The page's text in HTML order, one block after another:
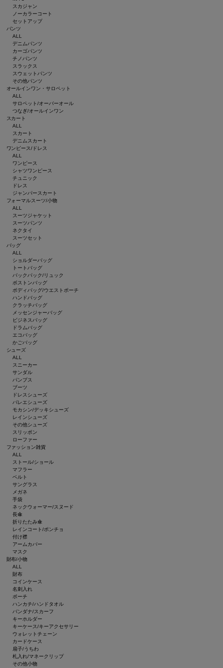
スカジャン
ノーカラーコート
セットアップ
パンツ
ALL
デニムパンツ
カーゴパンツ
チノパンツ
スラックス
スウェットパンツ
その他パンツ
オールインワン・サロペット
ALL
サロペット/オーバーオール
つなぎ/オールインワン
スカート
ALL
スカート
デニムスカート
ワンピース/ドレス
ALL
ワンピース
シャツワンピース
チュニック
ドレス
ジャンパースカート
フォーマルスーツ/小物
ALL
スーツジャケット
スーツパンツ
ネクタイ
スーツセット
バッグ
ALL
ショルダーバッグ
トートバッグ
バックパック/リュック
ボストンバッグ
ボディバッグ/ウエストポーチ
ハンドバッグ
クラッチバッグ
メッセンジャーバッグ
ビジネスバッグ
ドラムバッグ
エコバッグ
かごバッグ
シューズ
ALL
スニーカー
サンダル
パンプス
ブーツ
ドレスシューズ
バレエシューズ
モカシン/デッキシューズ
レインシューズ
その他シューズ
スリッポン
ローファー
ファッション雑貨
ALL
ストール/ショール
マフラー
ベルト
サングラス
メガネ
手袋
ネックウォーマー/スヌード
長傘
折りたたみ傘
レインコート/ポンチョ
付け襟
アームカバー
マスク
財布/小物
ALL
財布
コインケース
名刺入れ
ポーチ
ハンカチ/ハンドタオル
バンダナ/スカーフ
キーホルダー
キーケース/キーアクセサリー
ウォレットチェーン
カードケース
扇子/うちわ
札入れ/マネークリップ
その他小物